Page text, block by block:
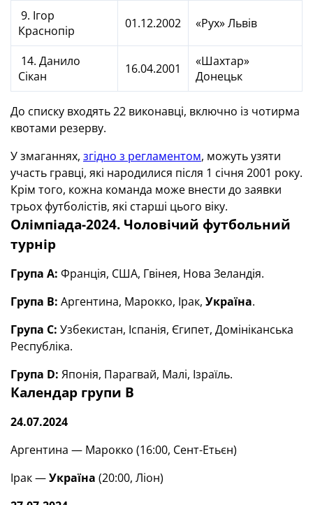
9. Ігор
Краснопір
01.12.2002 «Рух» Львів
14. Данило
Сікан
16.04.2001
«Шахтар»
Донецьк
До списку входять 22 виконавці, включно із чотирма
квотами резерву.
У змаганнях, згідно з регламентом, можуть узяти
участь гравці, які народилися після 1 січня 2001 року.
Крім того, кожна команда може внести до заявки
трьох футболістів, які старші цього віку.
Олімпіада-2024. Чоловічий футбольний
турнір
Група А: Франція, США, Гвінея, Нова Зеландія.
Група В: Аргентина, Марокко, Ірак, Україна.
Група С: Узбекистан, Іспанія, Єгипет, Домініканська
Республіка.
Група D: Японія, Парагвай, Малі, Ізраїль.
Календар групи В
24.07.2024
Аргентина — Марокко (16:00, Сент-Етьєн)
Ірак —Україна (20:00, Ліон)